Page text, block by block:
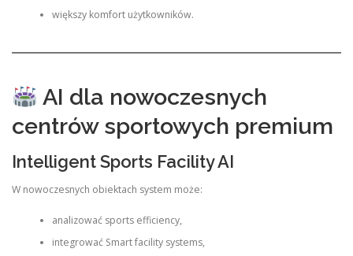
większy komfort użytkowników.
AI dla nowoczesnych
centrów sportowych premium
Intelligent Sports Facility AI
W nowoczesnych obiektach system może:
analizować sports efficiency,
integrować Smart facility systems,